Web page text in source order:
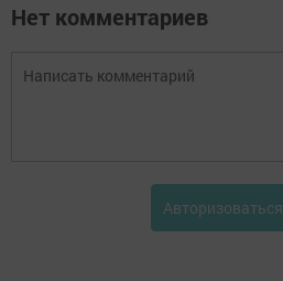
Нет комментариев
Авторизоваться